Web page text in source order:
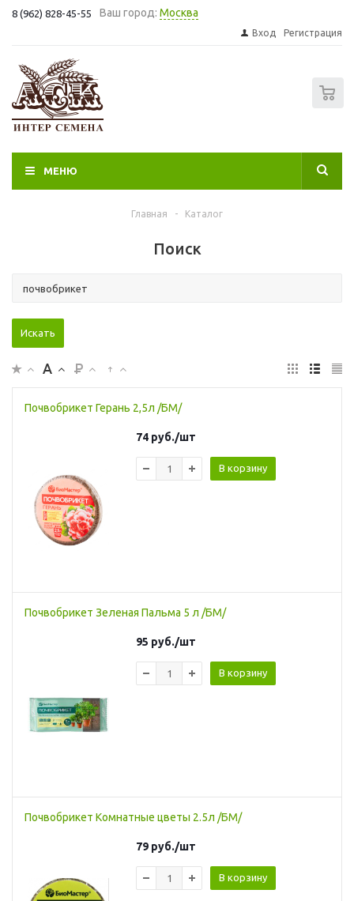
8 (962) 828-45-55 Ваш город: Москва
Вход Регистрация
МЕНЮ
Главная - Каталог
Поиск
Почвобрикет Герань 2,5л /БМ/
74 руб./шт
В корзину
Почвобрикет Зеленая Пальма 5 л /БМ/
95 руб./шт
В корзину
Почвобрикет Комнатные цветы 2.5л /БМ/
79 руб./шт
В корзину